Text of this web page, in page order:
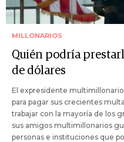
MILLONARIOS
Quién podría
de dólares
El expresidente
para pagar sus crecientes
trabajar con la mayoría de los
sus amigos multimillonarios
personas e instituciones que